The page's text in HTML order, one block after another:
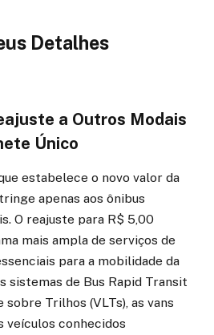
Detalhes
a Outros Modais
Único
estabelece o novo valor da
apenas aos ônibus
O reajuste para R$ 5,00
mais ampla de serviços de
para a mobilidade da
sistemas de Bus Rapid Transit
sobre Trilhos (VLTs), as vans
veículos conhecidos